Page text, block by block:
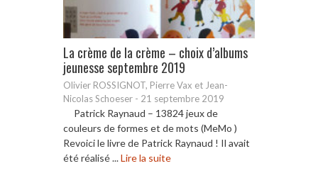
La crème de la crème – choix d’albums
jeunesse septembre 2019
Olivier ROSSIGNOT, Pierre Vax et Jean-
Nicolas Schoeser - 21 septembre 2019
Patrick Raynaud – 13824 jeux de
couleurs de formes et de mots (MeMo )
Revoici le livre de Patrick Raynaud ! Il avait
été réalisé ...Lire la suite